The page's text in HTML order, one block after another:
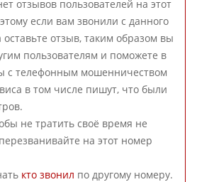
отзывов пользователей на этот
если вам звонили с данного
отзыв, таким образом вы
пользователям и поможете в
с телефонным мошенничеством
в том числе пишут, что были
не тратить своё время не
на этот номер
кто звонил по другому номеру.